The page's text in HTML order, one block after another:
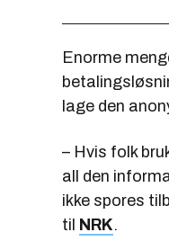
Enorme
lage den
– Hvis folk
all den
ikke spores
til NRK.